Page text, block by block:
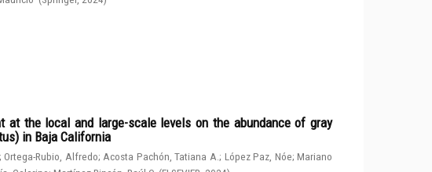
at the local and large-scale levels on the abundance of gray
in Baja California
;Ortega-Rubio, Alfredo; Acosta Pachón, Tatiana A. ; López Paz, Nóe;Mariano